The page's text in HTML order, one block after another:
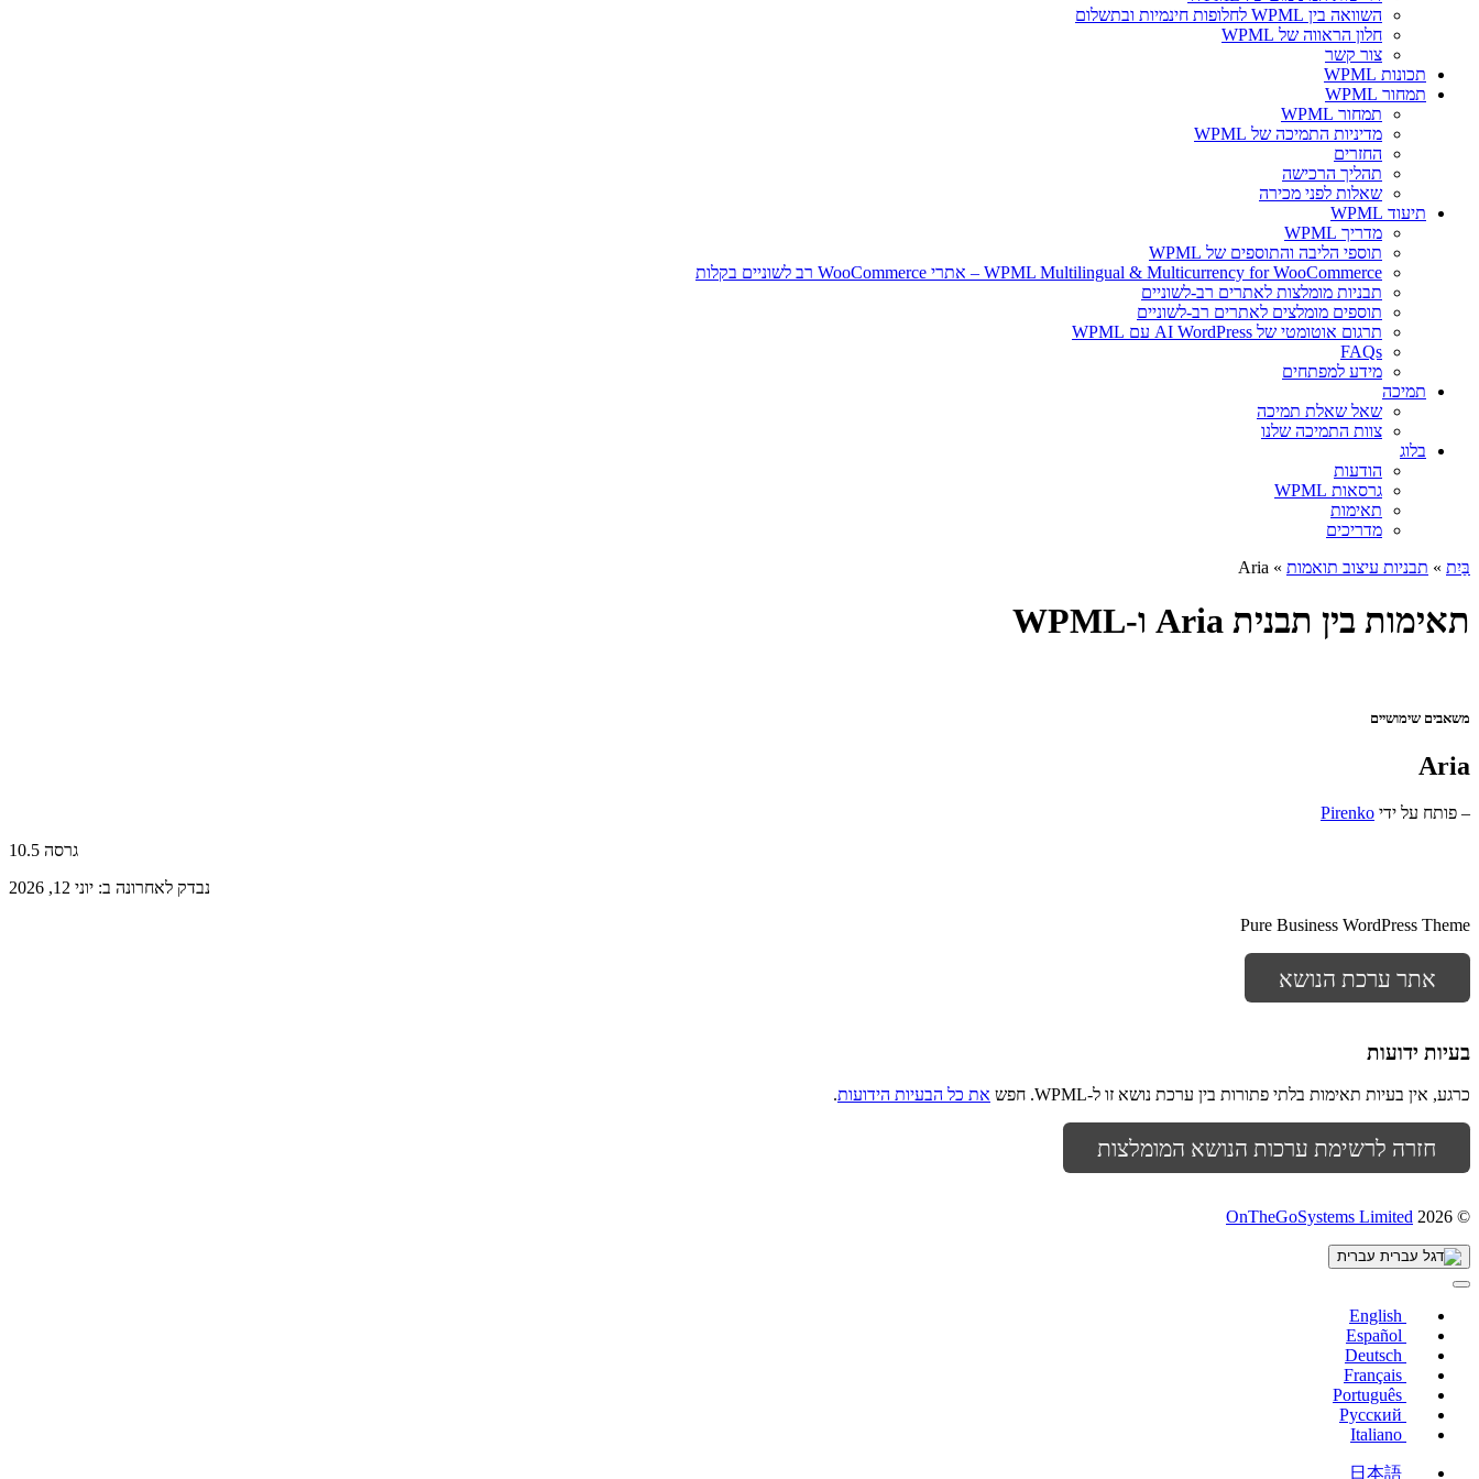
השוואה בין WPML לחלופות חינמיות ובתשלום
חלון הראווה של WPML
צור קשר
תכונות WPML
תמחור WPML
תמחור WPML
מדיניות התמיכה של WPML
החזרים
תהליך הרכישה
שאלות לפני מכירה
תיעוד WPML
מדריך WPML
תוספי הליבה והתוספים של WPML
WPML Multilingual & Multicurrency for WooCommerce – אתרי WooCommerce רב לשוניים בקלות
תבניות מומלצות לאתרים רב-לשוניים
תוספים מומלצים לאתרים רב-לשוניים
תרגום אוטומטי של AI WordPress עם WPML
FAQs
מידע למפתחים
תמיכה
שאל שאלת תמיכה
צוות התמיכה שלנו
בלוג
הודעות
גרסאות WPML
תאימות
מדריכים
בַּיִת » תבניות עיצוב תואמות » Aria
תאימות בין תבנית Aria ו-WPML
משאבים שימושיים
Aria
– פותח על ידי Pirenko
גרסה 10.5
נבדק לאחרונה ב: יוני 12, 2026
Pure Business WordPress Theme
אתר ערכת הנושא
בעיות ידועות
כרגע, אין בעיות תאימות בלתי פתורות בין ערכת נושא זו ל-WPML. חפש את כל הבעיות הידועות.
חזרה לרשימת ערכות הנושא המומלצות
© 2026
OnTheGoSystems Limited(נפתח
עברית